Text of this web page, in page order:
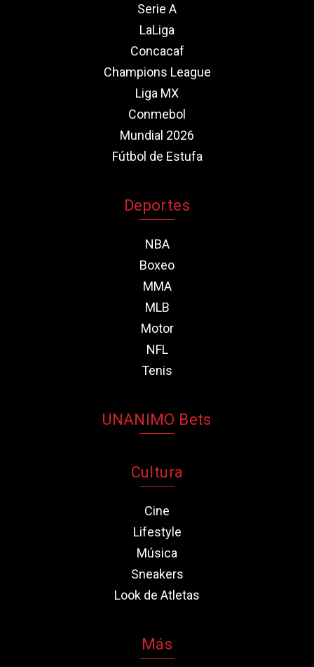
Serie A
LaLiga
Concacaf
Champions League
Liga MX
Conmebol
Mundial 2026
Fútbol de Estufa
Deportes
NBA
Boxeo
MMA
MLB
Motor
NFL
Tenis
UNANIMO Bets
Cultura
Cine
Lifestyle
Música
Sneakers
Look de Atletas
Más